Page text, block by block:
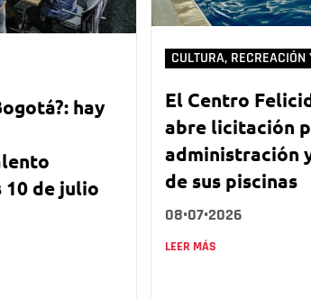
hay
de julio
CULTURA, RECREACIÓN
El Centro
abre licitación
administración
de sus piscinas
08•07•2026
LEER MÁS